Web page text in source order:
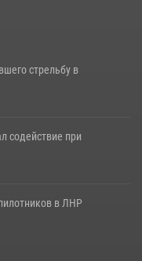
стрельбу в
содействие при
в ЛНР